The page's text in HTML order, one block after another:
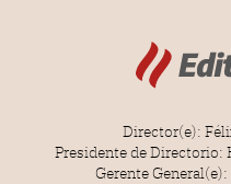
Director(e):
Presidente de Directorio:
Gerente